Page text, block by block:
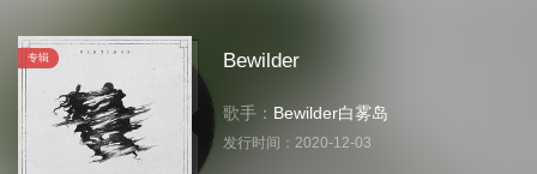
专辑 Bewilder
歌手： Bewilder白雾岛
发行时间： 2020-12-03